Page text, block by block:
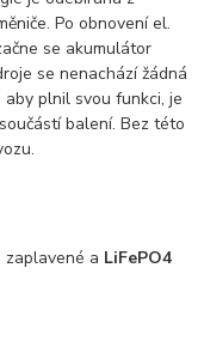
Po obnovení el.
se akumulátor
se nenachází žádná
plnil svou funkci, je
balení. Bez této
zaplavené a LiFePO4